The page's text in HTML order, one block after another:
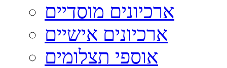
ארכיונים מוסדיים
ארכיונים אישיים
אוספי תצלומים